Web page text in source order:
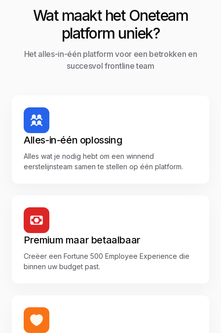
Wat maakt het Oneteam
platform uniek?
Het alles-in-één platform voor een betrokken en
succesvol frontline team
Alles-in-één oplossing
Alles wat je nodig hebt om een winnend
eerstelijnsteam samen te stellen op één platform.
Premium maar betaalbaar
Creëer een Fortune 500 Employee Experience die
binnen uw budget past.